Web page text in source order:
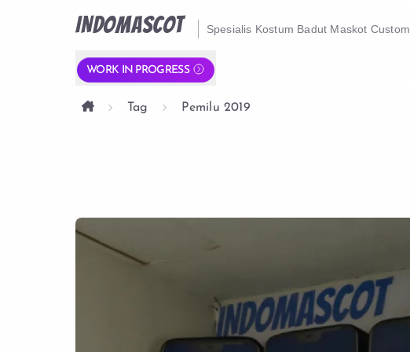
INDOMASCOT Spesialis Kostum Badut Maskot Custom
WORK IN PROGRESS
Tag Pemilu 2019